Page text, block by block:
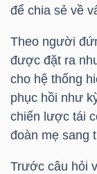
để chia sẻ về
Theo người
được đặt ra
cho hệ thống
phục hồi như
chiến lược tái
đoàn mẹ sang
Trước câu hỏi
VĨ
MÔ
NGÀNH